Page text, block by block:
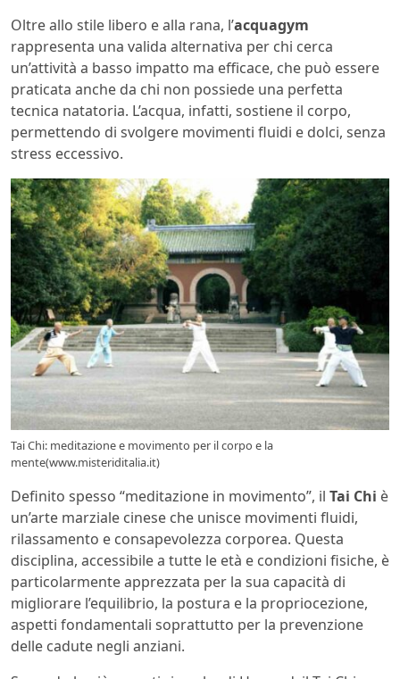
Oltre allo stile libero e alla rana, l’acquagym
rappresenta una valida alternativa per chi cerca
un’attività a basso impatto ma efficace, che può essere
praticata anche da chi non possiede una perfetta
tecnica natatoria. L’acqua, infatti, sostiene il corpo,
permettendo di svolgere movimenti fluidi e dolci, senza
stress eccessivo.
Tai Chi: meditazione e movimento per il corpo e la
mente(www.misteriditalia.it)
Definito spesso “meditazione in movimento”, il Tai Chi è
un’arte marziale cinese che unisce movimenti fluidi,
rilassamento e consapevolezza corporea. Questa
disciplina, accessibile a tutte le età e condizioni fisiche, è
particolarmente apprezzata per la sua capacità di
migliorare l’equilibrio, la postura e la propriocezione,
aspetti fondamentali soprattutto per la prevenzione
delle cadute negli anziani.